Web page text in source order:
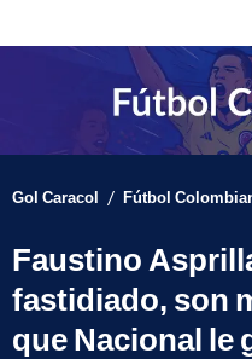
Gol Caracol / Fútbol
Faustino
fastidiado, son
que Nacional le